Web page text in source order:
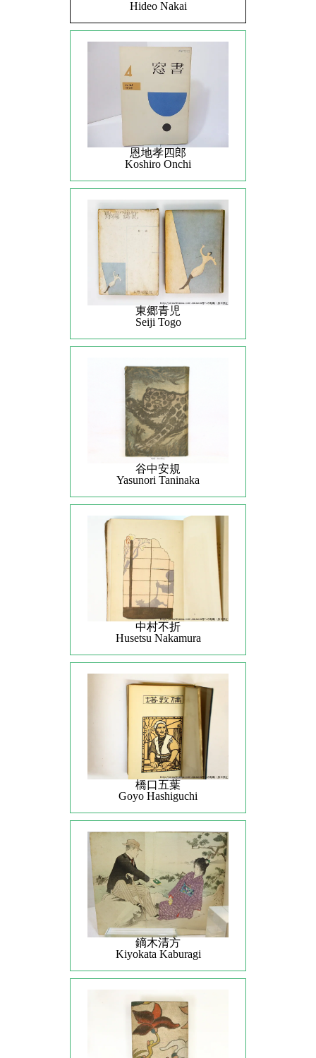
Hideo Nakai
恩地孝四郎
Koshiro Onchi
東郷青児
Seiji Togo
谷中安規
Yasunori Taninaka
中村不折
Husetsu Nakamura
橋口五葉
Goyo Hashiguchi
鏑木清方
Kiyokata Kaburagi